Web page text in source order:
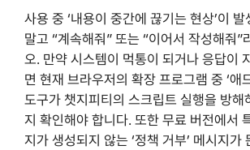
사용 중 ‘내용이 중간에 끊기는 현상’이 발
말고 “계속해줘” 또는 “이어서 작성해줘”
오. 만약 시스템이 먹통이 되거나 응답이
면 현재 브라우저의 확장 프로그램 중 ‘애
도구가 챗지피티의 스크립트 실행을 방해
지 확인해야 합니다. 또한 무료 버전에서
지가 생성되지 않는 ‘정책 거부’ 메시지가